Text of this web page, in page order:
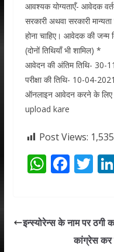
आवश्यक योग्यताएँ- आवेदक
सरकारी अथवा सरकारी
होना चाहिए। आवेदक की
(दोनों तिथियाँ भी शामिल) *
आवेदन की अंतिम तिथि- 30-
परीक्षा की तिथि- 10-04-
ऑनलाइन आवेदन करने के
upload kare
Post Views: 1,535
W
s
F
b
o
T
er
इन्स्योरेन्स के नाम पर ठगी
कांग्रेस कर